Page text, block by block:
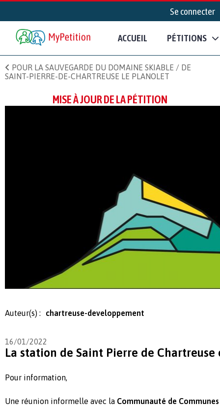
Se connecter
ACCUEIL PÉTITIONS
POUR LA SAUVEGARDE DU DOMAINE SKIABLE / DE
SAINT-PIERRE-DE-CHARTREUSE LE PLANOLET
MISE À JOUR DE LA PÉTITION
Auteur(s) : chartreuse-developpement
16/01/2022
La station de Saint Pierre de
Pour information,
Une réunion informelle avec la Communauté de